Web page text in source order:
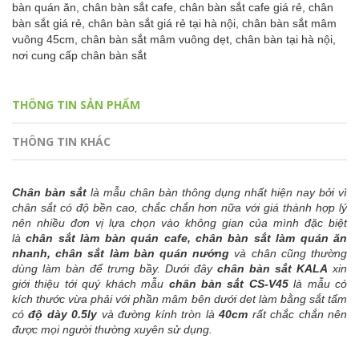
bàn quán ăn, chân bàn sắt cafe, chân bàn sắt cafe giá rẻ, chân
bàn sắt giá rẻ, chân bàn sắt giá rẻ tại hà nội, chân bàn sắt mâm
vuông 45cm, chân bàn sắt mâm vuông dẹt, chân bàn tại hà nội,
nơi cung cấp chân bàn sắt
THÔNG TIN SẢN PHẨM
THÔNG TIN KHÁC
Chân bàn sắt là mẫu chân bàn thông dụng nhất hiện nay bởi vì
chân sắt có độ bền cao, chắc chắn hơn nữa với giá thành hợp lý
nên nhiều đơn vị lựa chọn vào không gian của mình đặc biệt
là chân sắt làm bàn quán cafe, chân bàn sắt làm quán ăn
nhanh, chân sắt làm bàn quán nướngvà chân cũng thường
dùng làm bàn để trưng bầy. Dưới đây chân bàn sắt KALA xin
giới thiệu tới quý khách mẫu chân bàn sắt CS-V45là mẫu có
kích thước vừa phải với phần mâm bên dưới det làm bằng sắt tấm
có độ dày 0.5ly và đường kính tròn là40cm rất chắc chắn nên
được mọi người thường xuyên sử dụng.